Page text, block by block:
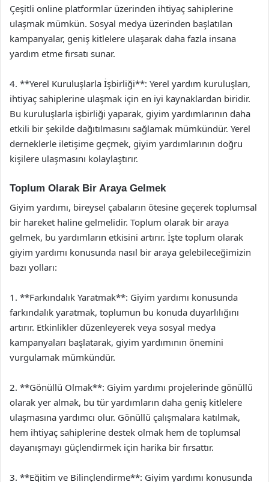
Çeşitli online platformlar üzerinden ihtiyaç sahiplerine
ulaşmak mümkün. Sosyal medya üzerinden başlatılan
kampanyalar, geniş kitlelere ulaşarak daha fazla insana
yardım etme fırsatı sunar.
4. **Yerel Kuruluşlarla İşbirliği**: Yerel yardım kuruluşları,
ihtiyaç sahiplerine ulaşmak için en iyi kaynaklardan biridir.
Bu kuruluşlarla işbirliği yaparak, giyim yardımlarının daha
etkili bir şekilde dağıtılmasını sağlamak mümkündür. Yerel
derneklerle iletişime geçmek, giyim yardımlarının doğru
kişilere ulaşmasını kolaylaştırır.
Toplum Olarak Bir Araya Gelmek
Giyim yardımı, bireysel çabaların ötesine geçerek toplumsal
bir hareket haline gelmelidir. Toplum olarak bir araya
gelmek, bu yardımların etkisini artırır. İşte toplum olarak
giyim yardımı konusunda nasıl bir araya gelebileceğimizin
bazı yolları:
1. **Farkındalık Yaratmak**: Giyim yardımı konusunda
farkındalık yaratmak, toplumun bu konuda duyarlılığını
artırır. Etkinlikler düzenleyerek veya sosyal medya
kampanyaları başlatarak, giyim yardımının önemini
vurgulamak mümkündür.
2. **Gönüllü Olmak**: Giyim yardımı projelerinde gönüllü
olarak yer almak, bu tür yardımların daha geniş kitlelere
ulaşmasına yardımcı olur. Gönüllü çalışmalara katılmak,
hem ihtiyaç sahiplerine destek olmak hem de toplumsal
dayanışmayı güçlendirmek için harika bir fırsattır.
3. **Eğitim ve Bilinçlendirme**: Giyim yardımı konusunda